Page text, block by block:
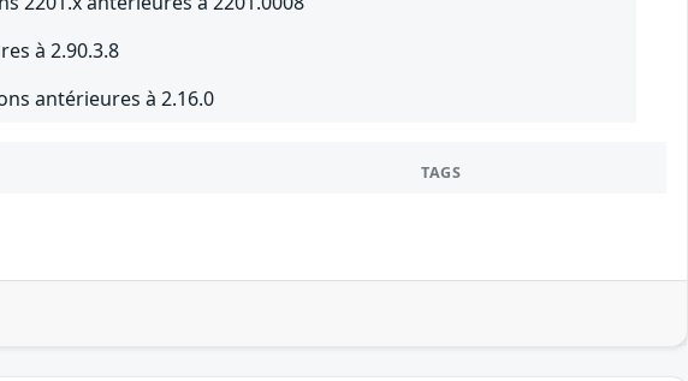
à 2.90.3.8
antérieures à 2.16.0
TAGS